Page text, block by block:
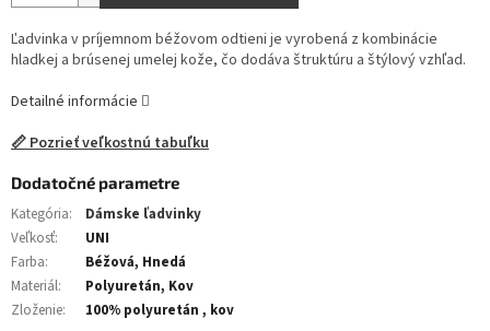
Ľadvinka v príjemnom béžovom odtieni je vyrobená z kombinácie
hladkej a brúsenej umelej kože, čo dodáva štruktúru a štýlový vzhľad.
Detailné informácie
📏 Pozrieť veľkostnú tabuľku
Dodatočné parametre
Kategória:
Dámske ľadvinky
Veľkosť:
UNI
Farba:
Béžová, Hnedá
Materiál:
Polyuretán, Kov
Zloženie: 100% polyuretán , kov